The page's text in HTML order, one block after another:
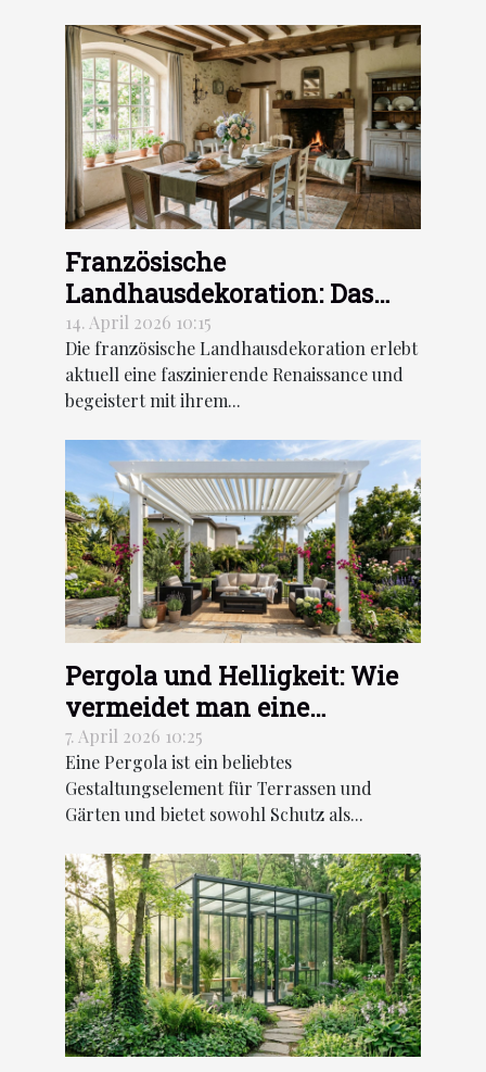
Französische
Landhausdekoration: Das
neue Gesicht des Vintage-
Rustikalen Stils
14. April 2026 10:15
Die französische Landhausdekoration erlebt
aktuell eine faszinierende Renaissance und
begeistert mit ihrem...
Pergola und Helligkeit: Wie
vermeidet man eine
Verdunkelung des
Innenraums je nach
Ausrichtung?
7. April 2026 10:25
Eine Pergola ist ein beliebtes
Gestaltungselement für Terrassen und
Gärten und bietet sowohl Schutz als...